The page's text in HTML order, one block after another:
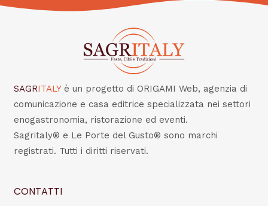
SAGRITALY è un progetto di ORIGAMI Web, agenzia di
comunicazione e casa editrice specializzata nei settori
enogastronomia, ristorazione ed eventi.
Sagritaly® e Le Porte del Gusto® sono marchi
registrati. Tutti i diritti riservati.
CONTATTI